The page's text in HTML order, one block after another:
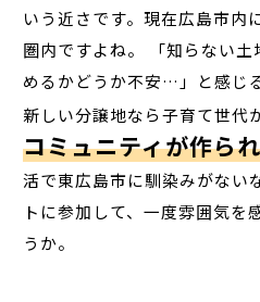
いう近さです。現在広島市内
圏内ですよね。 「知らない
めるかどうか不安…」と感じ
新しい分譲地なら子育て世代
コミュニティが作ら
活で東広島市に馴染みがない
トに参加して、一度雰囲気を
うか。